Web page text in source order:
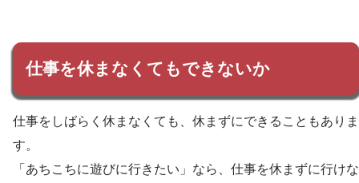
仕事を休まなくてもできないか
仕事をしばらく休まなくても、休まずにできることもありま
す。
「あちこちに遊びに行きたい」なら、仕事を休まずに行けな